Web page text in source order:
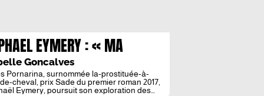
EYMERY : « MA
ESTHETIQUE VISE A
EPROUVER LE MALAISE »
Goncalves
Pornarina, surnommée la-prostituée-à-
cheval, prix Sade du premier roman 2017,
Eymery, poursuit son exploration des